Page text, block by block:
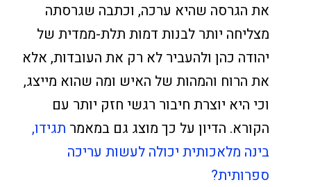
את הגרסה שהיא ערכה, וכתבה שגרסתה
מצליחה יותר לבנות דמות תלת-ממדית של
יהודה כהן ולהעביר לא רק את העובדות, אלא
את הרוח והמהות של האיש ומה שהוא מייצג,
וכי היא יוצרת חיבור רגשי חזק יותר עם
הקורא. הדיון על כך מוצג גם במאמר תגידו,
בינה מלאכותית יכולה לעשות עריכה
ספרותית?